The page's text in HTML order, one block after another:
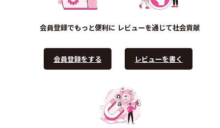
会員登録でもっと便利に
会員登録をする
レビューを通じて社会貢献
レビューを書く